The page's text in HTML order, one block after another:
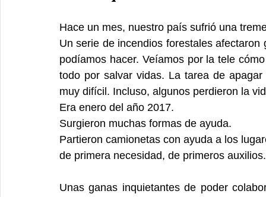
Hace un mes, nuestro país sufrió una
Un serie de incendios forestales
podíamos hacer. Veíamos por la tele
todo por salvar vidas. La tarea de
muy difícil. Incluso, algunos perdieron la
Era enero del año 2017.
Surgieron muchas formas de ayuda.
Partieron camionetas con ayuda a los
de primera necesidad, de primeros
Unas ganas inquietantes de poder